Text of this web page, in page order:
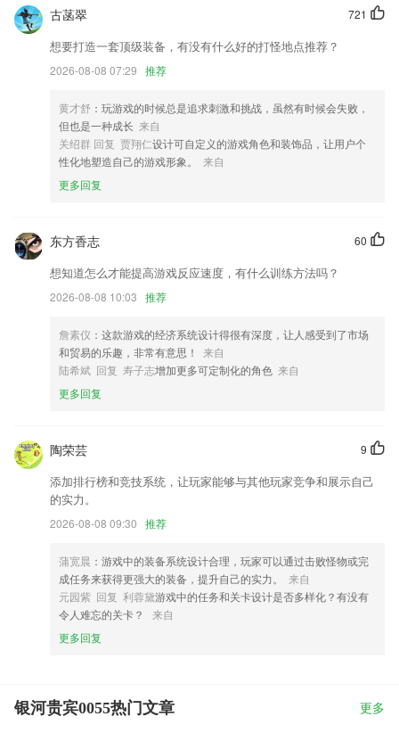
优化客户端数据加载性能
加快反应速度
新增手机显示电脑登录态，并在电脑登录时，设置手机是否进行消息通
坐标点击：有些控件没有文字也没有ID，此时可以通过输入控件的坐标来
实现点击。
优化租车方式，出行服务更清晰，用车更便捷
联系我们
修改。
721
古菡翠
想要打造一套顶级装备，有没有什么好的打怪地点推荐？
2026-08-08 07:29 推荐
黄才舒 ：玩游戏的时候总是追求刺激和挑战，虽然有时候会失败，
但也是一种成长 来自
关绍群 回复 贾翔仁设计可自定义的游戏角色和装饰品，让用户个
性化地塑造自己的游戏形象。
来自
更多回复
60
东方香志
想知道怎么才能提高游戏反应速度，有什么训练方法吗？
2026-08-08 10:03 推荐
詹素仪 ：这款游戏的经济系统设计得很有深度，让人感受到了市场
和贸易的乐趣，非常有意思！
来自
陆希斌 回复 寿子志增加更多可定制化的角色 来自
更多回复
9
陶荣芸
添加排行榜和竞技系统，让玩家能够与其他玩家竞争和展示自己
的实力。
2026-08-08 09:30 推荐
蒲宽晨 ：游戏中的装备系统设计合理，玩家可以通过击败怪物或完
成任务来获得更强大的装备，提升自己的实力。
来自
元园紫 回复 利蓉黛游戏中的任务和关卡设计是否多样化？有没有
令人难忘的关卡？
来自
更多回复
银河贵宾0055热门文章 更多